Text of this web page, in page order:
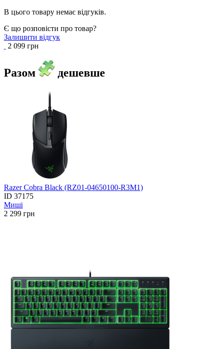
В цього товару немає відгуків.
Є що розповісти про товар?
Залишити відгук
2 099 грн
Разом дешевше
Razer Cobra Black (RZ01-04650100-R3M1)
ID 37175
Миші
2 299 грн